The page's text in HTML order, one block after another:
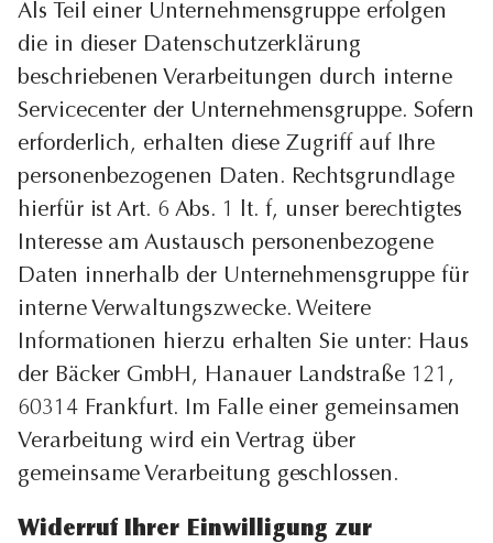
Als Teil einer Unternehmensgruppe erfolgen
die in dieser Datenschutzerklärung
beschriebenen Verarbeitungen durch interne
Servicecenter der Unternehmensgruppe. Sofern
erforderlich, erhalten diese Zugriff auf Ihre
personenbezogenen Daten. Rechtsgrundlage
hierfür ist Art. 6 Abs. 1 lt. f, unser berechtigtes
Interesse am Austausch personenbezogene
Daten innerhalb der Unternehmensgruppe für
interne Verwaltungszwecke. Weitere
Informationen hierzu erhalten Sie unter: Haus
der Bäcker GmbH, Hanauer Landstraße 121,
60314 Frankfurt. Im Falle einer gemeinsamen
Verarbeitung wird ein Vertrag über
gemeinsame Verarbeitung geschlossen.
Widerruf Ihrer Einwilligung zur